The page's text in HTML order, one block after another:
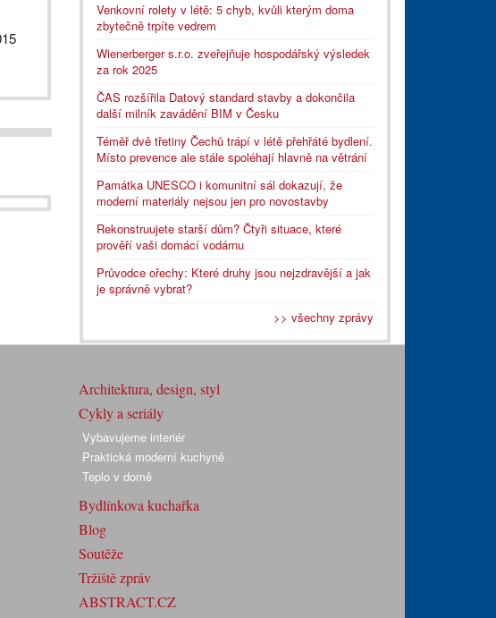
Venkovní rolety v létě: 5 chyb, kvůli kterým doma
zbytečně trpíte vedrem
Wienerberger s.r.o. zveřejňuje hospodářský výsledek
za rok 2025
ČAS rozšířila Datový standard stavby a dokončila
další milník zavádění BIM v Česku
Téměř dvě třetiny Čechů trápí v létě přehřáté bydlení.
Místo prevence ale stále spoléhají hlavně na větrání
Památka UNESCO i komunitní sál dokazují, že
moderní materiály nejsou jen pro novostavby
Rekonstruujete starší dům? Čtyři situace, které
prověří vaši domácí vodárnu
Průvodce ořechy: Které druhy jsou nejzdravější a jak
je správně vybrat?
>> všechny zprávy
Architektura, design, styl
Cykly a seriály
Vybavujeme interiér
Praktická moderní kuchyně
Teplo v domě
Bydlínkova kuchařka
Blog
Soutěže
Tržiště zpráv
ABSTRACT.CZ